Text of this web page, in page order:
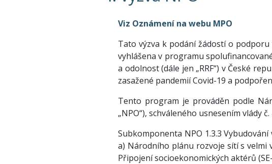
Viz Oznámení na webu MPO
Tato výzva k podání žádostí o podporu
vyhlášena v programu
a odolnost (dále jen „RRF“) v České
zasažené pandemií Covid-19 a
Tento program je prováděn podle
„NPO“), schváleného usnesením vlády č.
Subkomponenta NPO 1.3.3
a) Národního plánu rozvoje sítí s velmi
Připojení socioekonomických aktérů